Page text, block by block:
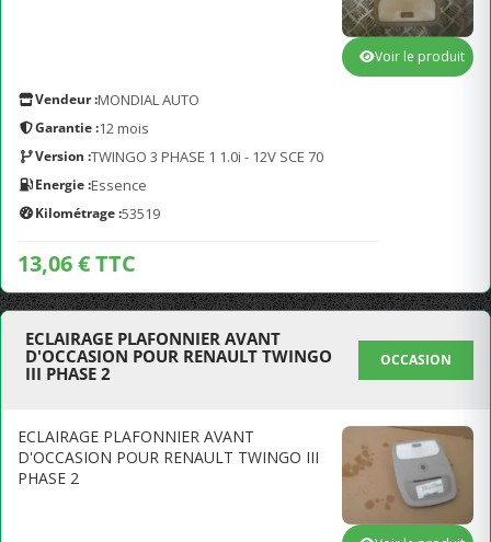
Vendeur :MONDIAL AUTO
Garantie :12 mois
Version :TWINGO 3 PHASE 1 1.0i - 12V SCE 70
Energie :Essence
Kilométrage :53519
13,06 € TTC
Voir le produit
ECLAIRAGE PLAFONNIER AVANT
D'OCCASION POUR RENAULT TWINGO
III PHASE 2
OCCASION
ECLAIRAGE PLAFONNIER AVANT
D'OCCASION POUR RENAULT TWINGO III
PHASE 2